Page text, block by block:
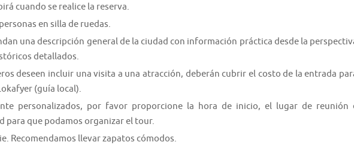
cuando se realice la reserva.
en silla de ruedas.
una descripción general de la ciudad con información práctica desde la
detallados.
deseen incluir una visita a una atracción, deberán cubrir el costo de la entrada
(guía local).
personalizados, por favor proporcione la hora de inicio, el lugar de reunión
para que podamos organizar el tour.
Recomendamos llevar zapatos cómodos.